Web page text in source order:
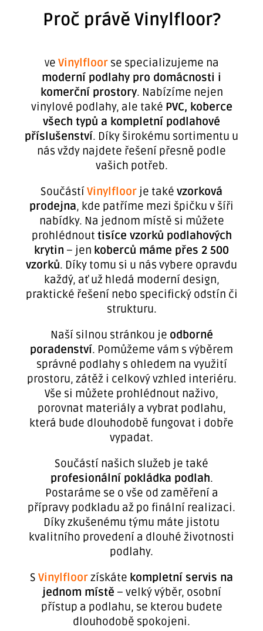
Proč právě Vinylfloor?
Ve Vinylfloorse specializujeme na
moderní podlahy pro domácnosti i
komerční prostory. Nabízíme nejen
vinylové podlahy, ale také PVC, koberce
všech typů a kompletní podlahové
příslušenství. Díky širokému sortimentu u
nás vždy najdete řešení přesně podle
vašich potřeb.
SoučástíVinylfloor je také vzorková
prodejna, kde patříme mezi špičku v šíři
nabídky. Na jednom místě si můžete
prohlédnout tisíce vzorků podlahových
krytin – jen koberců máme přes 2 500
vzorků. Díky tomu si u nás vybere opravdu
každý, ať už hledá moderní design,
praktické řešení nebo specifický odstín či
strukturu.
Naší silnou stránkou je odborné
poradenství. Pomůžeme vám s výběrem
správné podlahy s ohledem na využití
prostoru, zátěž i celkový vzhled interiéru.
Vše si můžete prohlédnout naživo,
porovnat materiály a vybrat podlahu,
která bude dlouhodobě fungovat i dobře
vypadat.
Součástí našich služeb je také
profesionální pokládka podlah.
Postaráme se o vše od zaměření a
přípravy podkladu až po finální realizaci.
Díky zkušenému týmu máte jistotu
kvalitního provedení a dlouhé životnosti
podlahy.
S Vinylfloorzískáte kompletní servis na
jednom místě – velký výběr, osobní
přístup a podlahu, se kterou budete
dlouhodobě spokojeni.